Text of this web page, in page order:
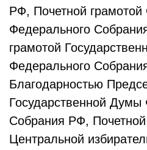
РФ, Почетной
Федерального
грамотой
Федерального
Благодарностью
Государственной Думы
Собрания РФ, Почетной
Центральной